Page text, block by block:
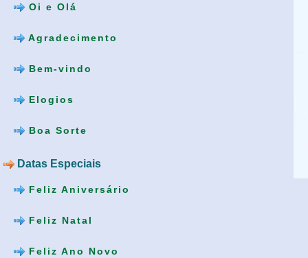
Oi e Olá
Agradecimento
Bem-vindo
Elogios
Boa Sorte
Datas Especiais
Feliz Aniversário
Feliz Natal
Feliz Ano Novo